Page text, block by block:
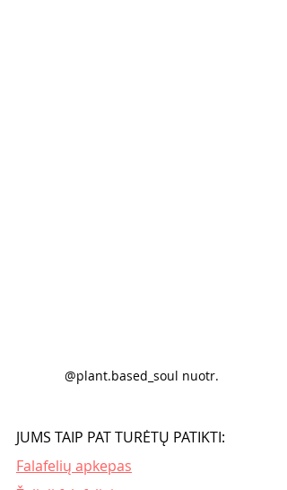
@plant.based_soul nuotr.
JUMS TAIP PAT TURĖTŲ PATIKTI:
Falafelių apkepas